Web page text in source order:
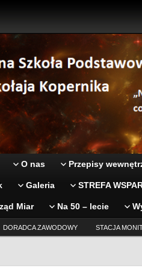
O nas Przepisy
Galeria STREFA
Miar Na 50 – lecie
DORADCA ZAWODOWY STACJA